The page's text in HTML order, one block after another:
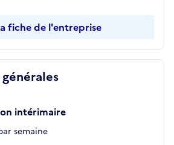
intérimaire
semaine
fiche de l'entreprise